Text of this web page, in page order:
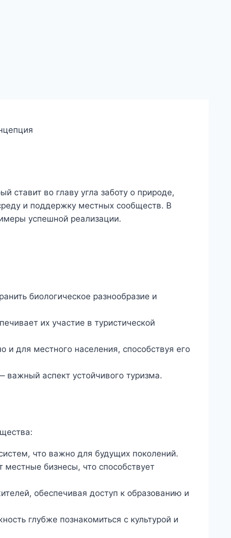
ставит во главу угла заботу о природе,
и поддержку местных сообществ. В
успешной реализации.
биологическое разнообразие и
их участие в туристической
для местного населения, способствуя его
важный аспект устойчивого туризма.
что важно для будущих поколений.
бизнесы, что способствует
обеспечивая доступ к образованию и
глубже познакомиться с культурой и